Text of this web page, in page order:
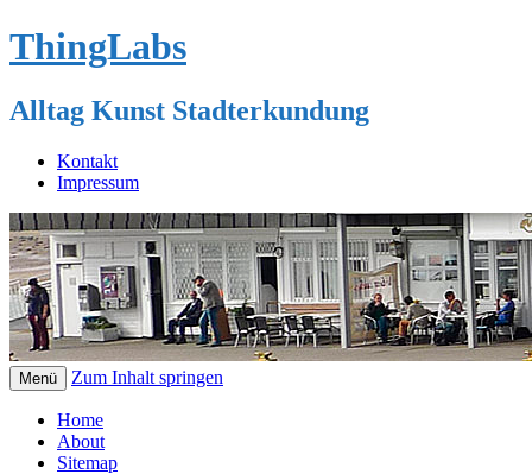
ThingLabs
Alltag Kunst Stadterkundung
Kontakt
Impressum
Menü Zum Inhalt springen
Home
About
Sitemap